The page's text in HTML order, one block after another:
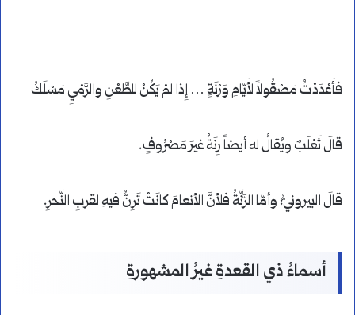
فأَعْدَدْتُ مَصْقُولاً لأَيّامِ وَرْنَةٍ … إِذا لمْ يَكُنْ للطَّعْنِ والرَّمْيِ مَسْلَكُ
قالَ ثَعْلَبٌ ويُقالُ له أيضاً رِنَةُ غيرَ مَصْرُوفٍ.
قالَ البيرونيُّ: وأمَّا الرَّنَّةُ فلأنَّ الأنعامَ كانَتْ تَرِنُّ فيهِ لقربِ النَّحرِ.
أسماءُ ذي القعدةِ غيرُ المشهورةِ